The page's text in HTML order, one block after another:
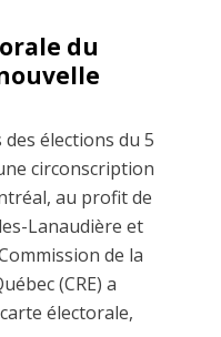
du
élections du 5
circonscription
au profit de
Lanaudière et
de la
(CRE) a
électorale,